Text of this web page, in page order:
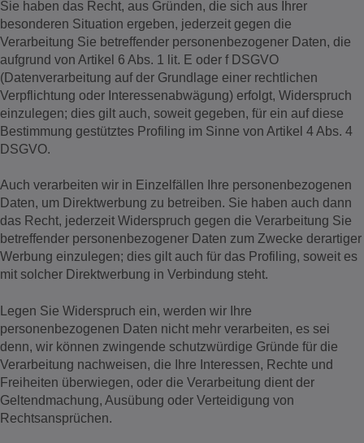
Sie haben das Recht, aus Gründen, die sich aus Ihrer
besonderen Situation ergeben, jederzeit gegen die
Verarbeitung Sie betreffender personenbezogener Daten, die
aufgrund von Artikel 6 Abs. 1 lit. E oder f DSGVO
(Datenverarbeitung auf der Grundlage einer rechtlichen
Verpflichtung oder Interessenabwägung) erfolgt, Widerspruch
einzulegen; dies gilt auch, soweit gegeben, für ein auf diese
Bestimmung gestütztes Profiling im Sinne von Artikel 4 Abs. 4
DSGVO.
Auch verarbeiten wir in Einzelfällen Ihre personenbezogenen
Daten, um Direktwerbung zu betreiben. Sie haben auch dann
das Recht, jederzeit Widerspruch gegen die Verarbeitung Sie
betreffender personenbezogener Daten zum Zwecke derartiger
Werbung einzulegen; dies gilt auch für das Profiling, soweit es
mit solcher Direktwerbung in Verbindung steht.
Legen Sie Widerspruch ein, werden wir Ihre
personenbezogenen Daten nicht mehr verarbeiten, es sei
denn, wir können zwingende schutzwürdige Gründe für die
Verarbeitung nachweisen, die Ihre Interessen, Rechte und
Freiheiten überwiegen, oder die Verarbeitung dient der
Geltendmachung, Ausübung oder Verteidigung von
Rechtsansprüchen.